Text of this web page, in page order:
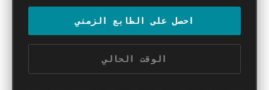
احصل على الطابع الزمني
الوقت الحالي